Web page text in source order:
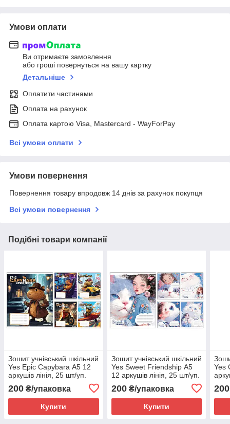
Умови оплати
Ви отримаєте замовлення
або гроші повернуться на вашу картку
Детальніше
Оплатити частинами
Оплата на рахунок
Оплата картою Visa, Mastercard - WayForPay
Всі умови оплати
Умови повернення
Повернення товару впродовж 14 днів за рахунок покупця
Всі умови повернення
Подібні товари компанії
Зошит учнівський шкільний
Yes Epic Capybara А5 12
аркушів лінія, 25 шт/уп.
200 ₴/упаковка
Купити
Зошит учнівський шкільний
Yes Sweet Friendship А5
12 аркушів лінія, 25 шт/уп.
200₴/упаковка
Купити
Yes
200